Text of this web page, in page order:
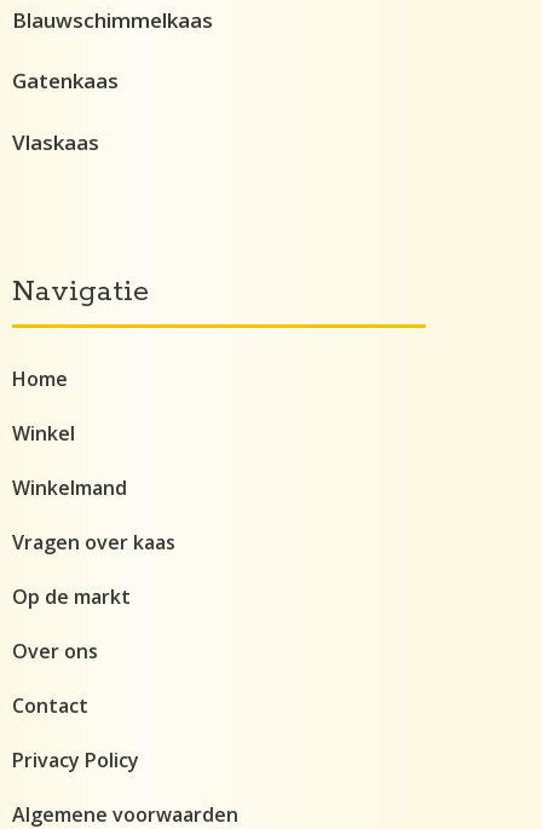
Navigatie
Home
Winkel
Winkelmand
Vragen over kaas
Op de markt
Over ons
Contact
Privacy Policy
Algemene voorwaarden
Blauwschimmelkaas
Gatenkaas
Vlaskaas